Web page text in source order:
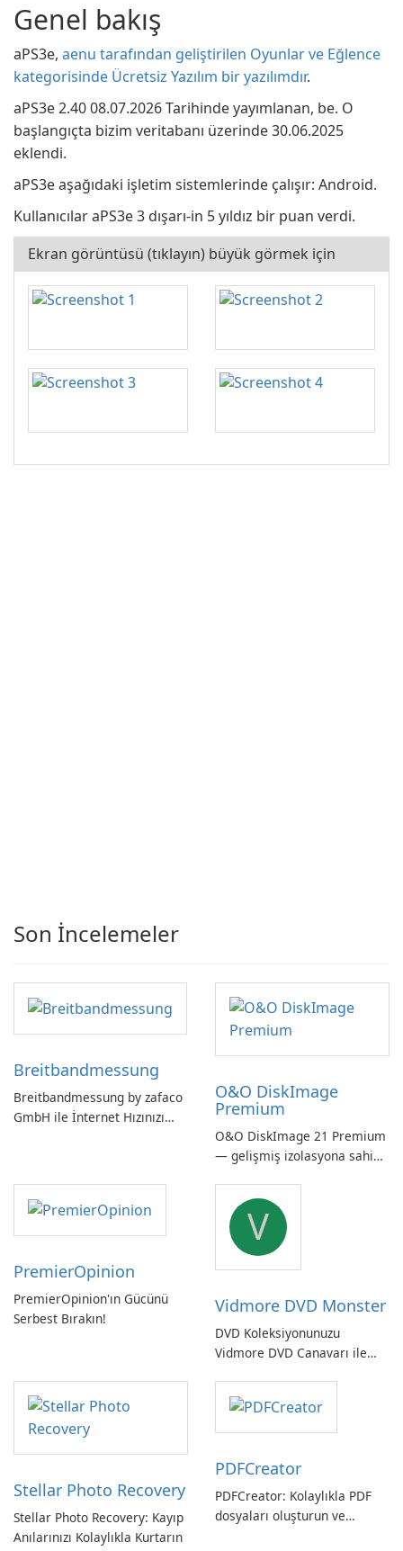
Genel bakış
aPS3e, aenu tarafından geliştirilen Oyunlar ve Eğlence
kategorisinde Ücretsiz Yazılım bir yazılımdır.
aPS3e 2.40 08.07.2026 Tarihinde yayımlanan, be. O
başlangıçta bizim veritabanı üzerinde 30.06.2025
eklendi.
aPS3e aşağıdaki işletim sistemlerinde çalışır: Android.
Kullanıcılar aPS3e 3 dışarı-in 5 yıldız bir puan verdi.
Ekran görüntüsü (tıklayın) büyük görmek için
Son İncelemeler
Breitbandmessung
Breitbandmessung by zafaco
GmbH ile İnternet Hızınızı
O&O DiskImage
Premium
O&O DiskImage 21 Premium
— gelişmiş izolasyona sahip
sistem yedekleme
PremierOpinion
PremierOpinion'ın Gücünü
Serbest Bırakın!
V
Vidmore DVD Monster
DVD Koleksiyonunuzu
Vidmore DVD Canavarı ile
Stellar Photo Recovery
Stellar Photo Recovery: Kayıp
Anılarınızı Kolaylıkla Kurtarın
PDFCreator
PDFCreator: Kolaylıkla PDF
dosyaları oluşturun ve